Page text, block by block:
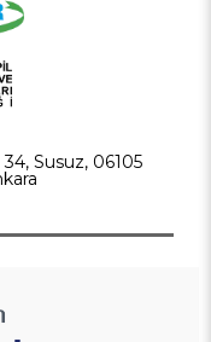
34, Susuz, 06105